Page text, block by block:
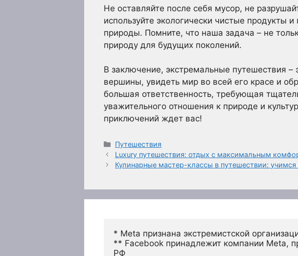
Не оставляйте после себя мусор, не
используйте экологически чистые
природы. Помните, что наша задача – не
природу для будущих поколений.
В заключение, экстремальные путешествия –
вершины, увидеть мир во всей его красе и
большая ответственность, требующая
уважительного отношения к природе и
приключений ждет вас!
Рубрики
Путешествия
Luxury путешествия: отдых с максимальным
Кулинарные мастер-классы в путешествии: учимся
* Meta признана экстремистской
** Facebook принадлежит компании Meta,
РФ